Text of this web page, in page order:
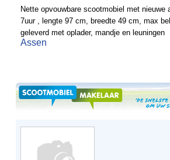
Nette opvouwbare scootmobiel met nieuwe
7uur , lengte 97 cm, breedte 49 cm, max
geleverd met oplader, mandje en leuningen
Assen